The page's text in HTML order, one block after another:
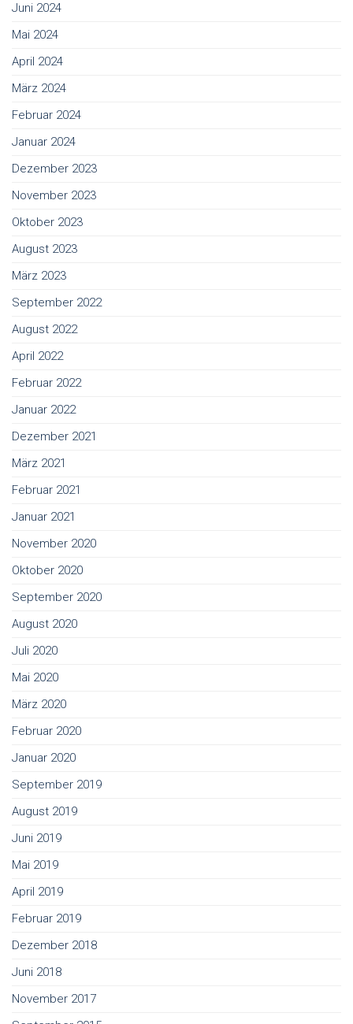
Juni 2024
Mai 2024
April 2024
März 2024
Februar 2024
Januar 2024
Dezember 2023
November 2023
Oktober 2023
August 2023
März 2023
September 2022
August 2022
April 2022
Februar 2022
Januar 2022
Dezember 2021
März 2021
Februar 2021
Januar 2021
November 2020
Oktober 2020
September 2020
August 2020
Juli 2020
Mai 2020
März 2020
Februar 2020
Januar 2020
September 2019
August 2019
Juni 2019
Mai 2019
April 2019
Februar 2019
Dezember 2018
Juni 2018
November 2017